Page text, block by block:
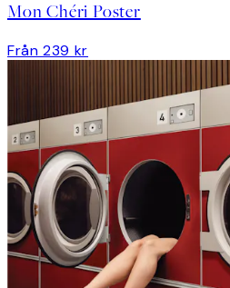
Mon Chéri Poster
Från 239 kr